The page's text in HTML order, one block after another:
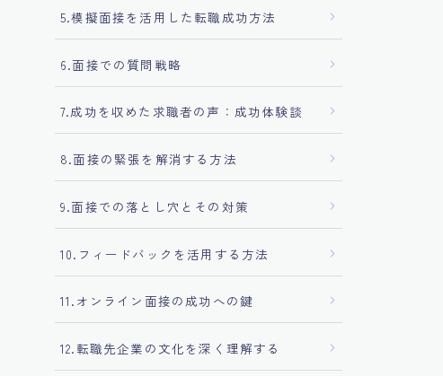
5.模擬面接を活用した転職成功方法
6.面接での質問戦略
7.成功を収めた求職者の声：成功体験談
8.面接の緊張を解消する方法
9.面接での落とし穴とその対策
10.フィードバックを活用する方法
11.オンライン面接の成功への鍵
12.転職先企業の文化を深く理解する